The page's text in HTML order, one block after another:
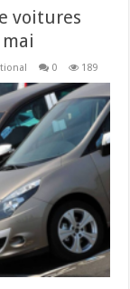
voitures
0 189